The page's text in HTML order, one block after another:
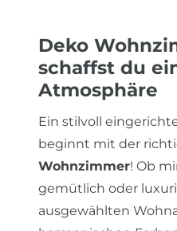
Deko
schaffst du
Atmosphäre
Ein stilvoll
beginnt mit der
Wohnzimmer! Ob
gemütlich oder
ausgewählten